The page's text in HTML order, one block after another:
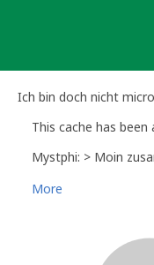
Ich bin doch nicht
This cache has been
Mystphi: > Moin
Borsti2255 hat
Vielen Dank für
More